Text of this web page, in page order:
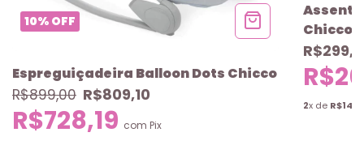
10% OFF
Espreguiçadeira Balloon Dots Chicco
R$899,00 R$809,10
R$728,19 com Pix
Chicco
2x de